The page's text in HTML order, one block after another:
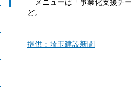
メニューは「事業化支援チ
ど。
提供：埼玉建設新聞